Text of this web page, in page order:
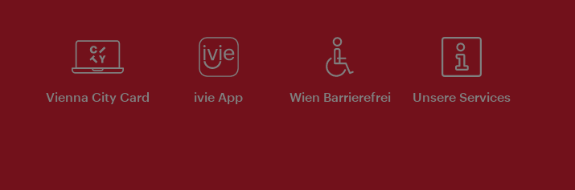
Vienna City Card ivie App Wien Barrierefrei Unsere Services